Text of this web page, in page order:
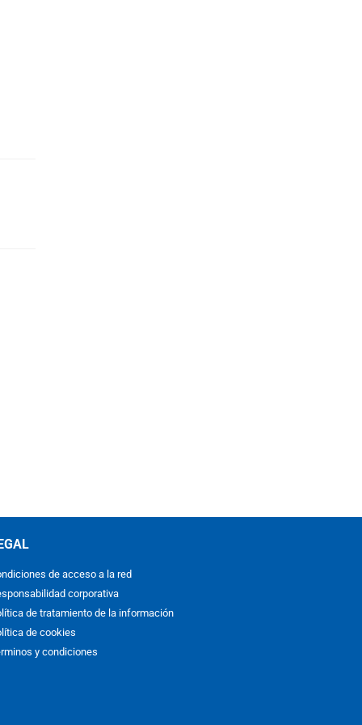
de acceso a la red
corporativa
de tratamiento de la información
de cookies
y condiciones